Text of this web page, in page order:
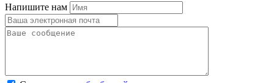
Напишите нам